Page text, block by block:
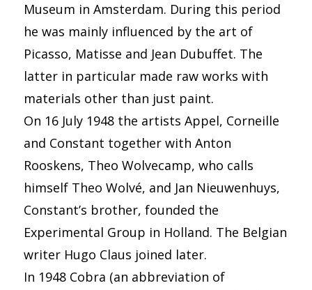
Museum in Amsterdam. During this period
he was mainly influenced by the art of
Picasso, Matisse and Jean Dubuffet. The
latter in particular made raw works with
materials other than just paint.
On 16 July 1948 the artists Appel, Corneille
and Constant together with Anton
Rooskens, Theo Wolvecamp, who calls
himself Theo Wolvé, and Jan Nieuwenhuys,
Constant’s brother, founded the
Experimental Group in Holland. The Belgian
writer Hugo Claus joined later.
In 1948 Cobra (an abbreviation of